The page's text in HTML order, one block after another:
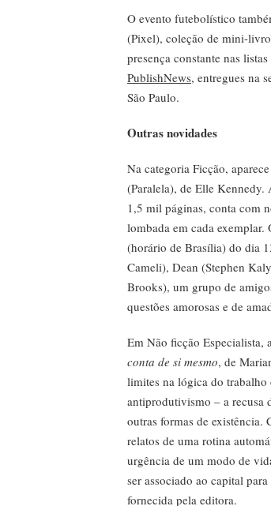
O evento futebolístico
(Pixel), coleção de mini-
presença constante nas
PublishNews, entregues na
São Paulo.
Outras novidades
Na categoria Ficção,
(Paralela), de Elle
1,5 mil páginas, conta com
lombada em cada exemplar.
(horário de Brasília) do dia
Cameli), Dean (Stephen
Brooks), um grupo de
questões amorosas e de
Em Não ficção Especialista,
conta de si mesmo, de
limites na lógica do
antiprodutivismo – a recusa
outras formas de existência.
relatos de uma rotina
urgência de um modo de
ser associado ao capital
fornecida pela editora.